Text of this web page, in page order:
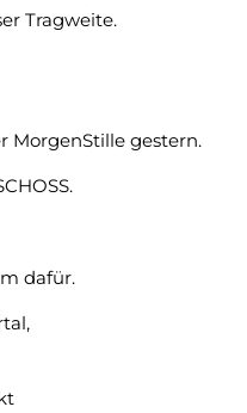
Tragweite.
MorgenStille gestern.
dafür.